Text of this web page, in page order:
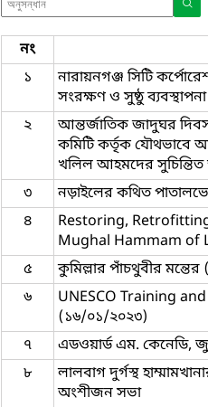
নং
১
নারায়নগঞ্জ সিটি
সংরক্ষণ ও সুষ্ঠু
২
আন্তর্জাতিক জাদুঘর
কমিটি কর্তৃক যৌথভাবে
খলিল আহমদের
৩ নড়াইলের কথিত
৪
Restoring,
Mughal Hammam of
৫ কুমিল্লার পাঁচথুবীর
৬
UNESCO Training and
(১৬/০১/২০২৩)
৭ এডওয়ার্ড এম. কেনেডি,
৮
লালবাগ দুর্গস্থ
অংশীজন সভা